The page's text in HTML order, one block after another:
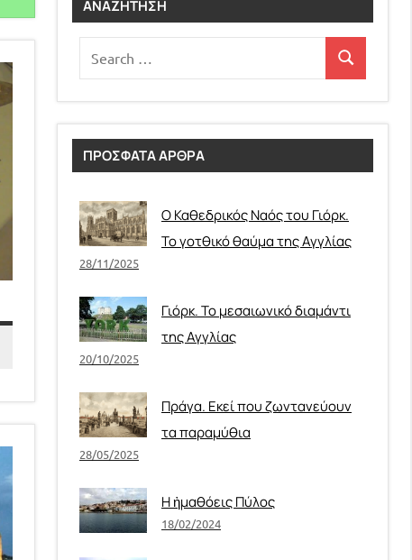
ΑΝΑΖΉΤΗΣΗ
for:
Search
ΠΡΟΣΦΑΤΑ ΑΡΘΡΑ
Ο Καθεδρικός Ναός του Γιόρκ.
Το γοτθικό θαύμα της Αγγλίας
28/11/2025
Γιόρκ. Το μεσαιωνικό διαμάντι
της Αγγλίας
20/10/2025
Πράγα. Εκεί που ζωντανεύουν
τα παραμύθια
28/05/2025
Η ἠμαθόεις Πύλος
18/02/2024